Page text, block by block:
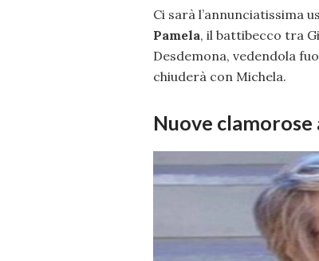
Ci sarà l’annunciatissima
Pamela, il battibecco tra
Desdemona, vedendola
chiuderà con Michela.
Nuove